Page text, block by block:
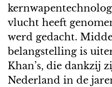
vlucht heeft
werd gedacht.
belangstelling is
Khan’s, die dankzij
Nederland in de